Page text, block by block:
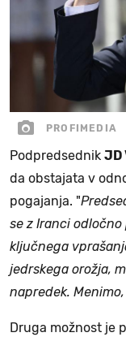
PROFIMEDIA
Podpredsednik JD
da obstajata v
pogajanja. "
se z Iranci odločno
ključnega
jedrskega orožja,
napredek.
Druga možnost je